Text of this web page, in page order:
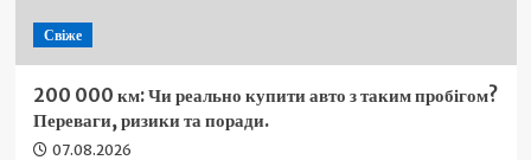
Свіже
200 000 км: Чи реально купити авто з таким пробігом?
Переваги, ризики та поради.
07.08.2026